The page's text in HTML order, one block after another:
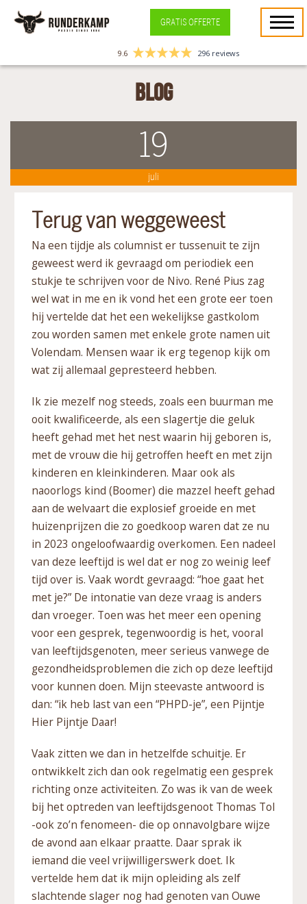
GRATIS OFFERTE
9.6 296 reviews
Blog
19
juli
Terug van weggeweest
Na een tijdje als columnist er tussenuit te zijn
geweest werd ik gevraagd om periodiek een
stukje te schrijven voor de Nivo. René Pius zag
wel wat in me en ik vond het een grote eer toen
hij vertelde dat het een wekelijkse gastkolom
zou worden samen met enkele grote namen uit
Volendam. Mensen waar ik erg tegenop kijk om
wat zij allemaal gepresteerd hebben.
Ik zie mezelf nog steeds, zoals een buurman me
ooit kwalificeerde, als een slagertje die geluk
heeft gehad met het nest waarin hij geboren is,
met de vrouw die hij getroffen heeft en met zijn
kinderen en kleinkinderen. Maar ook als
naoorlogs kind (Boomer) die mazzel heeft gehad
aan de welvaart die explosief groeide en met
huizenprijzen die zo goedkoop waren dat ze nu
in 2023 ongeloofwaardig overkomen. Een nadeel
van deze leeftijd is wel dat er nog zo weinig leef
tijd over is. Vaak wordt gevraagd: “hoe gaat het
met je?” De intonatie van deze vraag is anders
dan vroeger. Toen was het meer een opening
voor een gesprek, tegenwoordig is het, vooral
van leeftijdsgenoten, meer serieus vanwege de
gezondheidsproblemen die zich op deze leeftijd
voor kunnen doen. Mijn steevaste antwoord is
dan: “ik heb last van een “PHPD-je”, een Pijntje
Hier Pijntje Daar!
Vaak zitten we dan in hetzelfde schuitje. Er
ontwikkelt zich dan ook regelmatig een gesprek
richting onze activiteiten. Zo was ik van de week
bij het optreden van leeftijdsgenoot Thomas Tol
-ook zo’n fenomeen- die op onnavolgbare wijze
de avond aan elkaar praatte. Daar sprak ik
iemand die veel vrijwilligerswerk doet. Ik
vertelde hem dat ik mijn opleiding als zelf
slachtende slager nog had genoten van Ouwe